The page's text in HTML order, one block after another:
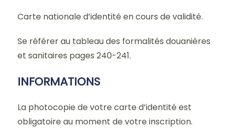
Carte nationale d’identité en cours de validité.
Se référer au tableau des formalités douanières
et sanitaires pages 240-241.
INFORMATIONS
La photocopie de votre carte d’identité est
obligatoire au moment de votre inscription.